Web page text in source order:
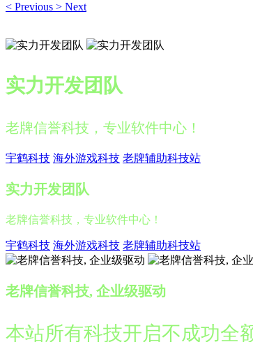
< Previous > Next
实力开发团队
老牌信誉科技，专业软件中心！
宇鹤科技 海外游戏科技 老牌辅助科技站
实力开发团队
老牌信誉科技，专业软件中心！
宇鹤科技 海外游戏科技 老牌辅助科技站
老牌信誉科技, 企业级驱动
本站所有科技开启不成功全